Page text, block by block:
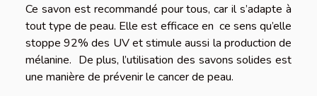
Ce savon est recommandé pour tous, car il s’adapte à
tout type de peau. Elle est efficace en ce sens qu’elle
stoppe 92% des UV et stimule aussi la production de
mélanine. De plus, l’utilisation des savons solides est
une manière de prévenir le cancer de peau.